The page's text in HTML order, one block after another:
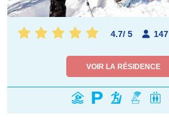
4.7/ 5 147
VOIR LA RÉSIDENCE